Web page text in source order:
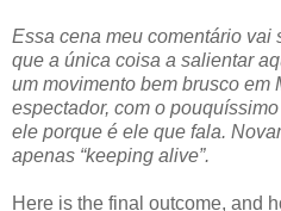
Essa cena meu comentário vai
que a única coisa a salientar
um movimento bem brusco em
espectador, com o
ele porque é ele que fala.
apenas “keeping alive”.
Here is the final outcome, and